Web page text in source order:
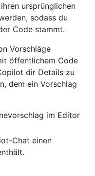
ursprünglichen
sodass du
Code stammt.
Vorschläge
öffentlichem Code
dir Details zu
dem ein Vorschlag
im Editor
Chat einen